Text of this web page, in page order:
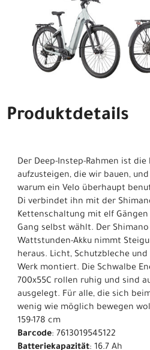
Produktdetails
Der Deep-Instep-Rahmen ist
aufzusteigen, die wir bauen,
warum ein Velo überhaupt
Di verbindet ihn mit der
Kettenschaltung mit elf
Gang selbst wählt. Der
Wattstunden-Akku nimmt
heraus. Licht, Schutzbleche
Werk montiert. Die Schwalbe
700x55C rollen ruhig und sind
ausgelegt. Für alle, die sich
wenig wie möglich bewegen
159-178 cm
Barcode: 7613019545122
Batteriekapazität: 16.7 Ah